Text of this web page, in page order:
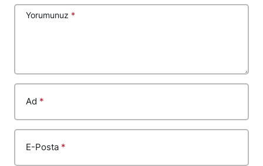
Yorumunuz *
Ad *
E-Posta *